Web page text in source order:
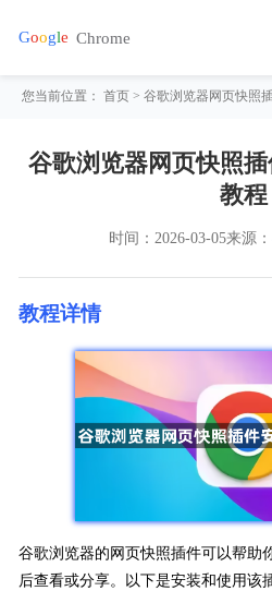
您当前位置：首页 > 谷歌浏览器网页快照
谷歌浏览器网页快照
教程
时间： 2026-03-05来源：
教程详情
谷歌浏览器的网页快照插件可以帮助
后查看或分享。以下是安装和使用该